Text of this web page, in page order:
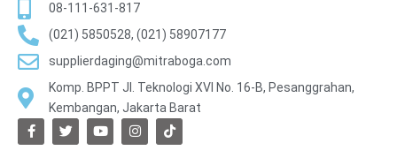
08-111-631-817
(021) 5850528, (021) 58907177
supplierdaging@mitraboga.com
Komp. BPPT Jl. Teknologi XVI No. 16-B, Pesanggrahan,
Kembangan, Jakarta Barat